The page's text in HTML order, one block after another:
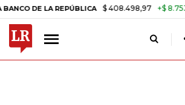
REPÚBLICA $ 408.498,97 +$ 8.753,81 +2,19%